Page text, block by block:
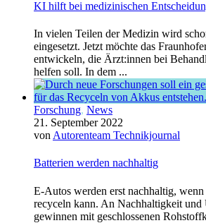
KI hilft bei medizinischen
In vielen Teilen der Medizin wird
eingesetzt. Jetzt möchte das
entwickeln, die Ärzt:innen bei
helfen soll. In dem ...
Forschung, News
21. September 2022
von Autorenteam Technikjournal
Batterien werden nachhaltig
E-Autos werden erst nachhaltig,
recyceln kann. An Nachhaltigkeit und
gewinnen mit geschlossenen